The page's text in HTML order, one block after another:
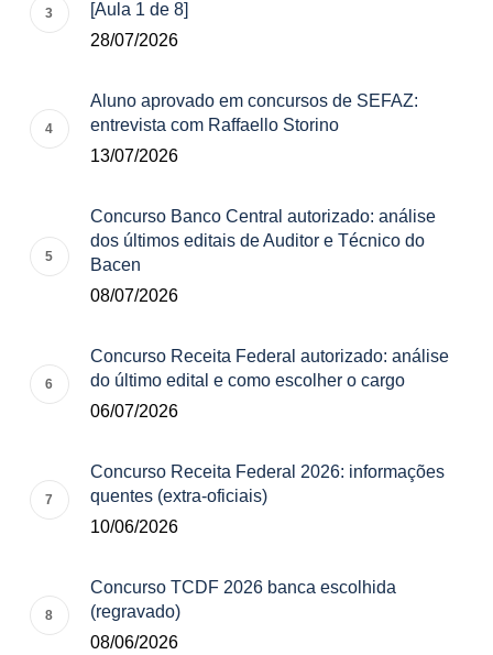
[Aula 1 de 8]
28/07/2026
Aluno aprovado em concursos de SEFAZ:
entrevista com Raffaello Storino
13/07/2026
Concurso Banco Central autorizado: análise
dos últimos editais de Auditor e Técnico do
Bacen
08/07/2026
Concurso Receita Federal autorizado: análise
do último edital e como escolher o cargo
06/07/2026
Concurso Receita Federal 2026: informações
quentes (extra-oficiais)
10/06/2026
Concurso TCDF 2026 banca escolhida
(regravado)
08/06/2026